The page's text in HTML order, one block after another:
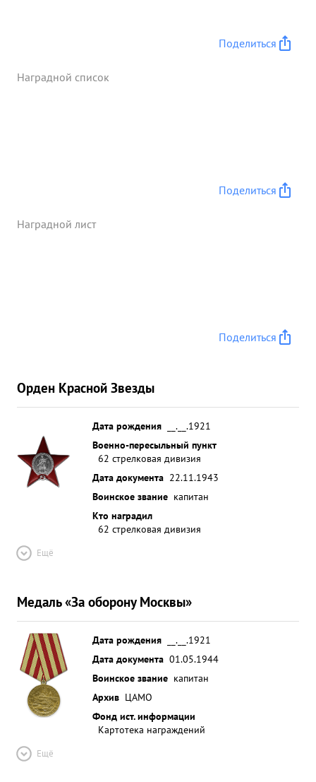
впереди своего подразделения руководил и
радиосвязьюподраздее ний полка, что давало
Поделиться
Наградной список
Поделиться
Наградной лист
Поделиться
Орден Красной Звезды
Дата рождения
__.__.1921
Военно-пересыльный пункт
62 стрелковая дивизия
Дата документа 22.11.1943
Воинское звание капитан
Кто наградил
62 стрелковая дивизия
Ещё
Медаль «За оборону Москвы»
Дата рождения
__.__.1921
Дата документа 01.05.1944
Воинское звание капитан
Архив ЦАМО
Фонд ист. информации
Картотека награждений
Ещё